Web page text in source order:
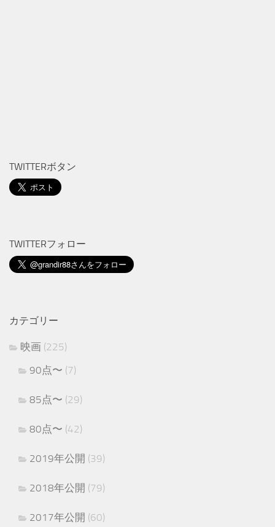
TWITTERボタン
TWITTERフォロー
カテゴリー
映画 (225)
90点〜 (7)
85点〜 (29)
80点〜 (42)
2019年公開 (39)
2018年公開 (79)
2017年公開 (60)